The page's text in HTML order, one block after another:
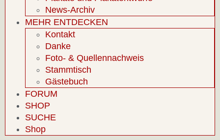
News-Archiv
MEHR ENTDECKEN
Kontakt
Danke
Foto- & Quellennachweis
Stammtisch
Gästebuch
FORUM
SHOP
SUCHE
Shop